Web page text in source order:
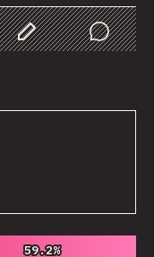
Customize Data
Comments
59.2%
59.2%